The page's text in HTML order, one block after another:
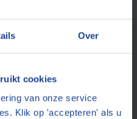
Over
cookies
van onze service
Klik op 'accepteren' als u
aanvragen
Stuur een bericht